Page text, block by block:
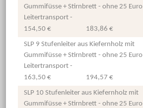
Gummifüsse + Stirnbrett - ohne 25 Euro
Leitertransport -
154,50 € 183,86 €
SLP 9 Stufenleiter aus Kiefernholz mit
Gummifüsse + Stirnbrett - ohne 25 Euro
Leitertransport -
163,50 € 194,57 €
SLP 10 Stufenleiter aus Kiefernholz mit
Gummifüsse + Stirnbrett - ohne 25 Euro